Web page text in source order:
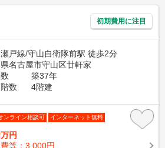
初期費用に注目
戸線/守山自衛隊前駅 徒歩2分
名古屋市守山区廿軒家
築37年
数
4階建
ンライン相談可 インターネット無料
万円
等：3,000円